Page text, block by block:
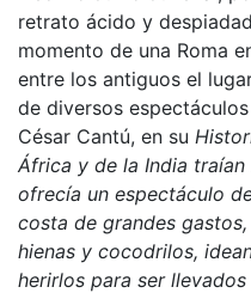
retrato ácido y
momento de una Roma
entre los antiguos el
de diversos
César Cantú, en su
África y de la India
ofrecía un espectáculo
costa de grandes
hienas y cocodrilos,
herirlos para ser